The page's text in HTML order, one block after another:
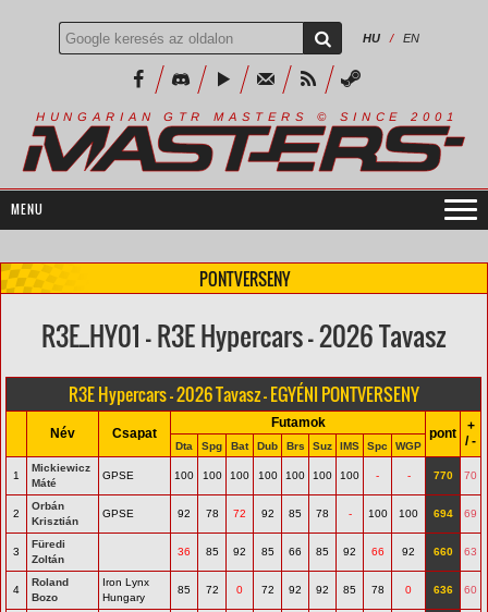
HU / EN
H U N G A R I A N G T R M A S T E R S © S I N C E 2 0 0 1
PONTVERSENY
R3E_HY01 - R3E Hypercars - 2026 Tavasz
R3E Hypercars - 2026 Tavasz - EGYÉNI PONTVERSENY
Név Csapat
Futamok
pont
+
/ -
Dta Spg Bat Dub Brs Suz IMS Spc WGP
1
Mickiewicz
Máté
GPSE 100 100 100 100 100 100 100 - - 770 70
2
Orbán
Krisztián
GPSE 92 78 72 92 85 78 - 100 100 694 69
3
Füredi
Zoltán
36 85 92 85 66 85 92 66 92 660 63
4
Roland
Bozo
Iron Lynx
Hungary
85 72 0 72 92 92 85 78 0 636 60